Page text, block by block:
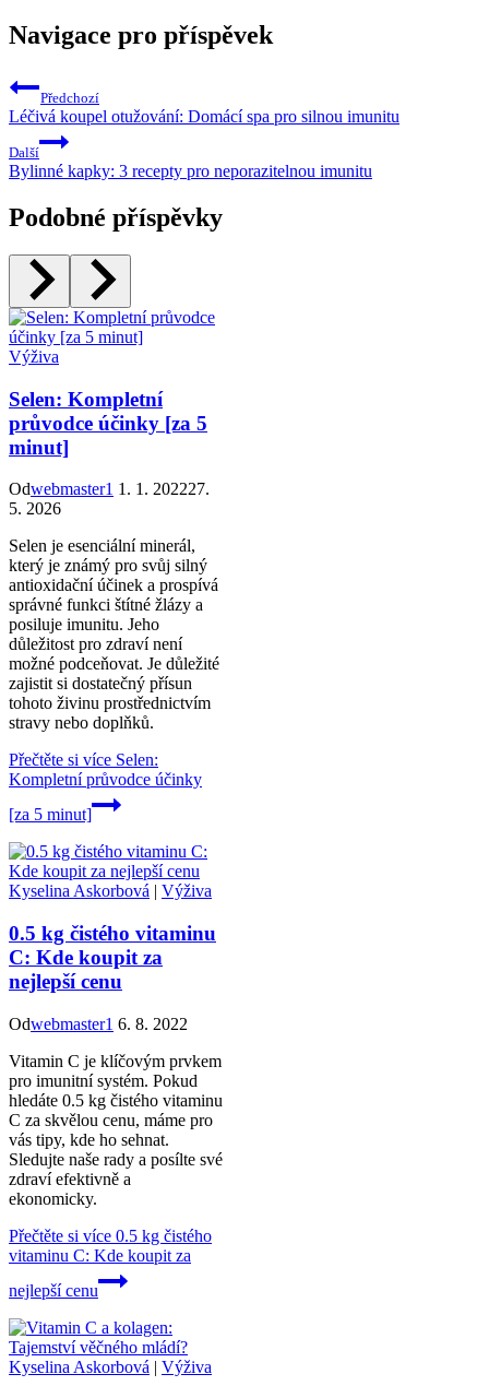
Navigace pro příspěvek
Předchozí
Léčivá koupel otužování: Domácí spa pro silnou imunitu
Další
Bylinné kapky: 3 recepty pro neporazitelnou imunitu
Podobné příspěvky
Výživa
Selen: Kompletní
průvodce účinky [za 5
minut]
Odwebmaster1 1. 1. 202227.
5. 2026
Selen je esenciální minerál,
který je známý pro svůj silný
antioxidační účinek a prospívá
správné funkci štítné žlázy a
posiluje imunitu. Jeho
důležitost pro zdraví není
možné podceňovat. Je důležité
zajistit si dostatečný přísun
tohoto živinu prostřednictvím
stravy nebo doplňků.
Přečtěte si více Selen:
Kompletní průvodce účinky
[za 5 minut]
Kyselina Askorbová | Výživa
0.5 kg čistého vitaminu
C: Kde koupit za
nejlepší cenu
Odwebmaster1 6. 8. 2022
Vitamin C je klíčovým prvkem
pro imunitní systém. Pokud
hledáte 0.5 kg čistého vitaminu
C za skvělou cenu, máme pro
vás tipy, kde ho sehnat.
Sledujte naše rady a posílte své
zdraví efektivně a
ekonomicky.
Přečtěte si více 0.5 kg čistého
vitaminu C: Kde koupit za
nejlepší cenu
Kyselina Askorbová | Výživa